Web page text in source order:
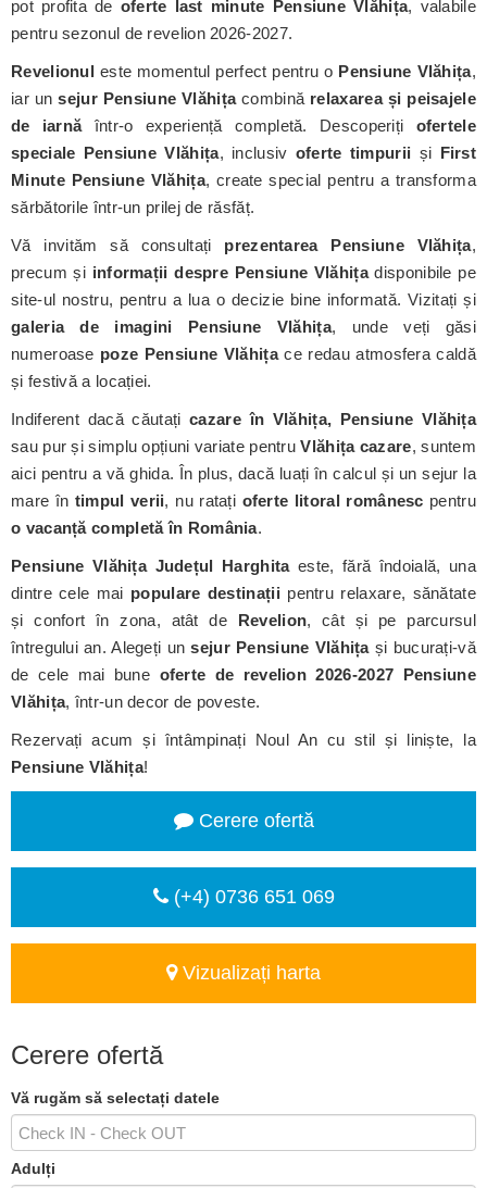
pot profita de oferte last minute Pensiune Vlăhița, valabile
pentru sezonul de revelion 2026-2027.
Revelionul este momentul perfect pentru o Pensiune Vlăhița,
iar unsejur Pensiune Vlăhițacombină relaxarea și peisajele
de iarnăîntr-o experiență completă. Descoperiți ofertele
speciale Pensiune Vlăhița, inclusiv oferte timpurii și First
Minute Pensiune Vlăhița, create special pentru a transforma
sărbătorile într-un prilej de răsfăț.
Vă invităm să consultați prezentarea Pensiune Vlăhița,
precum și informații despre Pensiune Vlăhițadisponibile pe
site-ul nostru, pentru a lua o decizie bine informată. Vizitați și
galeria de imagini Pensiune Vlăhița, unde veți găsi
numeroase poze Pensiune Vlăhițace redau atmosfera caldă
și festivă a locației.
Indiferent dacă căutațicazare în Vlăhița, Pensiune Vlăhița
sau pur și simplu opțiuni variate pentruVlăhița cazare, suntem
aici pentru a vă ghida. În plus, dacă luați în calcul și un sejur la
mare în timpul verii, nu ratați oferte litoral românesc pentru
o vacanță completă în România.
Pensiune Vlăhița Județul Harghitaeste, fără îndoială, una
dintre cele mai populare destinații pentru relaxare, sănătate
și confort în zona, atât de Revelion, cât și pe parcursul
întregului an. Alegeți unsejur Pensiune Vlăhițași bucurați-vă
de cele mai bune oferte de revelion 2026-2027 Pensiune
Vlăhița, într-un decor de poveste.
Rezervați acum și întâmpinați Noul An cu stil și liniște, la
Pensiune Vlăhița!
Cerere ofertă
(+4) 0736 651 069
Vizualizați harta
Cerere ofertă
Vă rugăm să selectați datele
Adulți